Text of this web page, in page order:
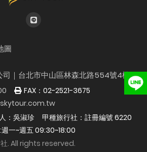
圖
司｜台北市中山區林森北路554號4樓
FAX： 02-2521-3675
：吳淑珍
甲種旅行社：註冊編號 6220
一~週五 09:30~18:00
. All rights reserved.